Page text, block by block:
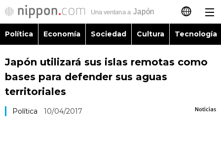
日本語
English
Política
Política Economía Sociedad Cultura Tecnología
Japón utilizará sus islas remotas como
bases para defender sus aguas
territoriales
Noticias
Política 10/04/2017